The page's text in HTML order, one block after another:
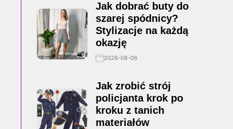
Jak dobrać buty do
szarej spódnicy?
Stylizacje na każdą
okazję
2026-08-06
Jak zrobić strój
policjanta krok po
kroku z tanich
materiałów